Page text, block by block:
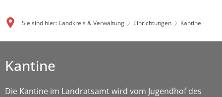
Sie sind hier: Landkreis & Verwaltung Einrichtungen Kantine
Kantine
Die Kantine im Landratsamt wird vom Jugendhof des